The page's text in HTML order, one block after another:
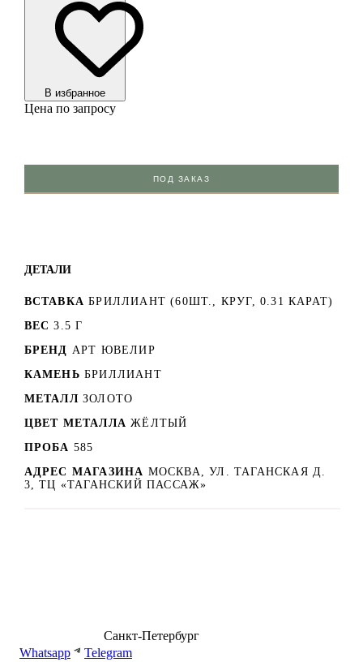
В избранноe
Цена по запросу
ПОД ЗАКАЗ
ДЕТАЛИ
ВСТАВКА БРИЛЛИАНТ (60ШТ., КРУГ, 0.31 КАРАТ)
ВЕС 3.5 Г
БРЕНД АРТ ЮВЕЛИР
КАМЕНЬ БРИЛЛИАНТ
МЕТАЛЛ ЗОЛОТО
ЦВЕТ МЕТАЛЛА ЖЁЛТЫЙ
ПРОБА 585
АДРЕС МАГАЗИНА МОСКВА, УЛ. ТАГАНСКАЯ Д.
3, ТЦ «ТАГАНСКИЙ ПАССАЖ»
Санкт-Петербург
Whatsapp
Telegram